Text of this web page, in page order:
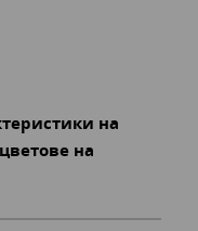
на
на